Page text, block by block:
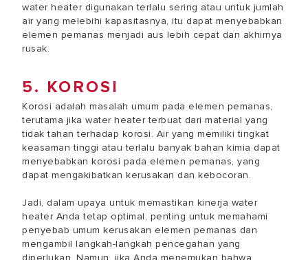
water heater digunakan terlalu sering atau untuk jumlah
air yang melebihi kapasitasnya, itu dapat menyebabkan
elemen pemanas menjadi aus lebih cepat dan akhirnya
rusak.
5. KOROSI
Korosi adalah masalah umum pada elemen pemanas,
terutama jika water heater terbuat dari material yang
tidak tahan terhadap korosi. Air yang memiliki tingkat
keasaman tinggi atau terlalu banyak bahan kimia dapat
menyebabkan korosi pada elemen pemanas, yang
dapat mengakibatkan kerusakan dan kebocoran.
Jadi, dalam upaya untuk memastikan kinerja water
heater Anda tetap optimal, penting untuk memahami
penyebab umum kerusakan elemen pemanas dan
mengambil langkah-langkah pencegahan yang